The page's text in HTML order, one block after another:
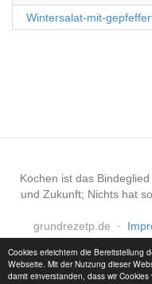
Cookies erleichtern die Bereitstellung
Webseite. Mit der Nutzung dieser
damit einverstanden, dass wir Cookies
Wintersalat-mit-
Kochen ist das
und Zukunft; Nichts hat
grundrezetp.de ·